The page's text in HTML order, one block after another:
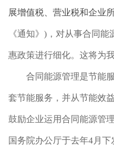
展增值税、营业税和企业
《通知》)，对从事合同
惠政策进行细化。这将为
合同能源管理是节能服
套节能服务，并从节能效
鼓励企业运用合同能源管
国务院办公厅于去年4月